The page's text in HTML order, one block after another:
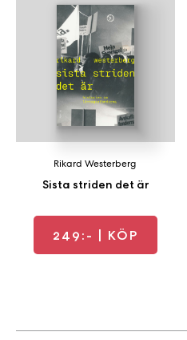
Sista striden det är
Rikard Westerberg
249:- | KÖP